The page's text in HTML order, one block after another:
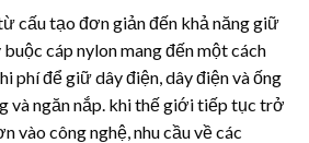
cấu tạo đơn giản đến khả năng giữ
cáp nylon mang đến một cách
phí để giữ dây điện, dây điện và ống
và ngăn nắp. khi thế giới tiếp tục trở
vào công nghệ, nhu cầu về các